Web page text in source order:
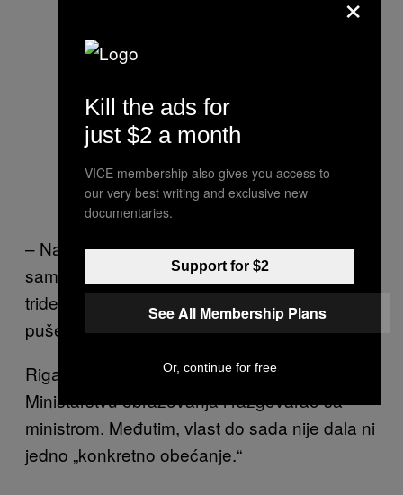
– Na osnovu izjava koje smo do sada dobili,
samo u jednom delu Francuske već ima oko
trideset srednjih škola koje su dozvolile
pušenje. To je previše – dodaje.
Rigaud kaže da se nedavno obratio
Ministarstvu obrazovanja i razgovarao sa
ministrom. Međutim, vlast do sada nije dala ni
jedno „konkretno obećanje.“
Kill the ads for
just $2 a month
VICE membership also gives you access to
our very best writing and exclusive new
documentaries.
Support for $2
See All Membership Plans
Or, continue for free